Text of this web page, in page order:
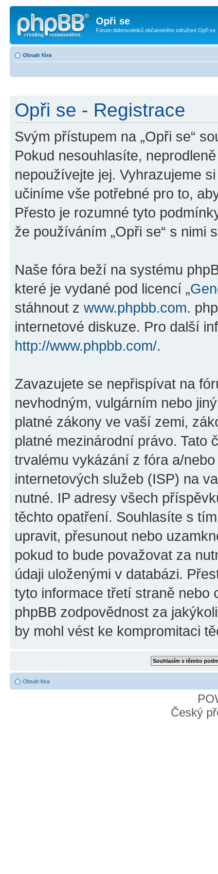
Opři se
Fórum dobrovolníků občanského sdružení Opři se
Obsah fóra
Opři se - Registrace
Svým přístupem na „Opři se“
Pokud nesouhlasíte,
nepoužívejte jej. Vyhrazujeme
učiníme vše potřebné pro to,
Přesto je rozumné tyto
že používáním „Opři se“ s nimi
Naše fóra beží na systému
které je vydané pod licencí „
stáhnout z www.phpbb.com.
internetové diskuze. Pro další
http://www.phpbb.com/.
Zavazujete se nepřispívat na
nevhodným, vulgárním nebo
platné zákony ve vaší zemi,
platné mezinárodní právo. Tato
trvalému vykázání z fóra a/
internetových služeb (ISP) na
nutné. IP adresy všech
těchto opatření. Souhlasíte s
upravit, přesunout nebo
pokud to bude považovat za
údaji uloženými v databázi.
tyto informace třetí straně nebo
phpBB zodpovědnost za
by mohl vést ke kompromitaci
Obsah fóra
Český